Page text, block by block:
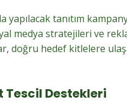
yapılacak tanıtım
medya stratejileri ve
doğru hedef kitlelere
Tescil Destekleri